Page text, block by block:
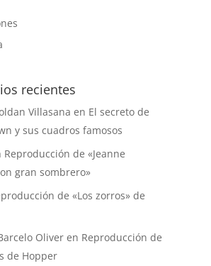
recientes
Villasana en El secreto de
y sus cuadros famosos
Reproducción de «Jeanne
gran sombrero»
de «Los zorros» de
Oliver en Reproducción de
de Hopper